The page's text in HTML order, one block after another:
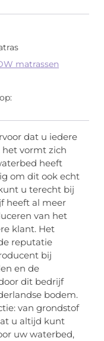
matrassen
dat u iedere
vormt zich
heeft
om dit ook echt
u terecht bij
heeft al meer
van het
klant. Het
reputatie
bij
en de
dit bedrijf
bodem.
van grondstof
u altijd kunt
uw waterbed,